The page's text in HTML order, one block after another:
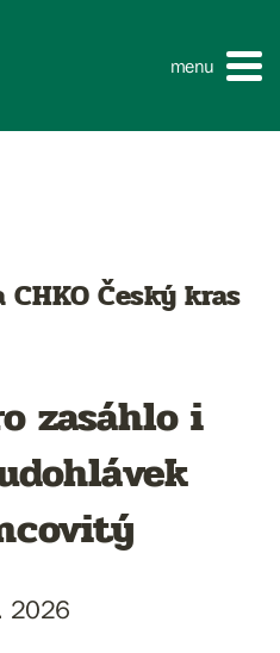
menu
CHKO Český kras
zasáhlo i
2026